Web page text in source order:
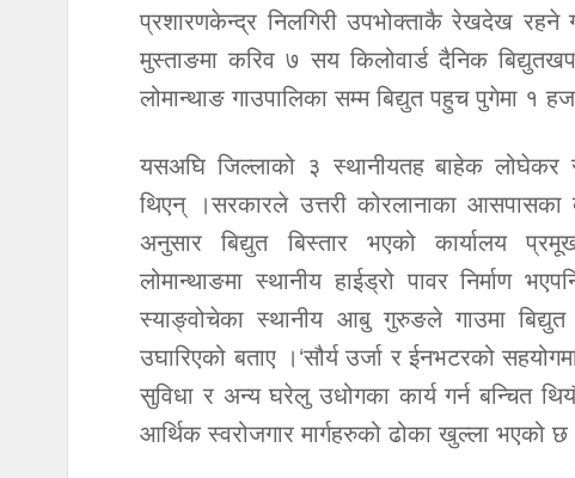
प्रशारणकेन्द्र निलगिरी उपभोक्ताकै रेखदेख रहने
मुस्ताङमा करिव ७ सय किलोवार्ड दैनिक
लोमान्थाङ गाउपालिका सम्म बिद्युत पहुच पुगेमा १
यसअघि जिल्लाको ३ स्थानीयतह बाहेक लोघेकर र
थिएन् ।सरकारले उत्तरी कोरलानाका आसपासका
अनुसार बिद्युत बिस्तार भएको कार्यालय
लोमान्थाङमा स्थानीय हाईड्रो पावर निर्माण
स्याङ्वोचेका स्थानीय आबु गुरुङले गाउमा बिद्युत
उघारिएको बताए ।‘सौर्य उर्जा र ईनभटरको
सुविधा र अन्य घरेलु उधोगका कार्य गर्न बन्चित
आर्थिक स्वरोजगार मार्गहरुको ढोका खुल्ला भएको